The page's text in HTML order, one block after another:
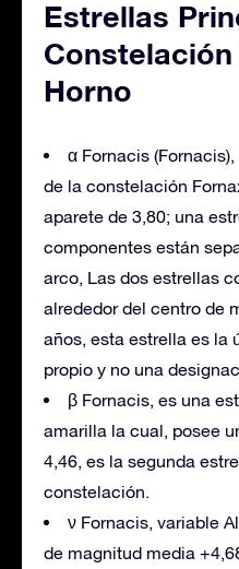
Estrellas
Horno
α Fornacis
de la constelación
aparete de 3,80; una
componentes están
arco, Las dos estrellas
alrededor del centro de
años, esta estrella es la
propio y no una
β Fornacis, es una
amarilla la cual, posee
4,46, es la segunda
constelación.
ν Fornacis, variable
de magnitud media